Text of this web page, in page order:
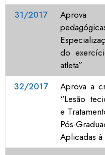
31/2017
Aprova
do
atleta”
32/2017
Aprova a
“Lesão
e
Pós-
Aplicadas à